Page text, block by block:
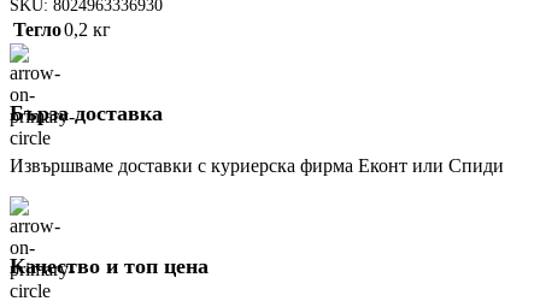
SKU: 8024963336930
Тегло0,2 кг
Бърза доставка
Извършваме доставки с куриерска фирма Еконт или Спиди
Качество и топ цена